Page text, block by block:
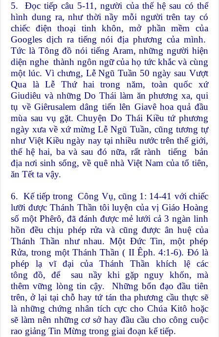
5. Đọc tiếp câu 5-11, người của thế hệ sau có thể
hình dung ra, như thời nầy mỗi người trên tay có
chiếc điện thoại tinh khôn, mở phần mềm của
Googles dịch ra tiếng nói địa phương của mình.
Tức là Tông đồ nói tiếng Aram, những người hiện
diện nghe thành ngôn ngữ của họ tức khắc và cùng
một lúc. Vì chưng, Lễ Ngũ Tuần 50 ngày sau Vượt
Qua là Lễ Thứ hai trong năm, toàn quốc xứ
Giudiêu và những Do Thái làm ăn phương xa, qui
tụ về Giêrusalem dâng tiến lên Giavê hoa quả đầu
mùa sau vụ gặt. Chuyện Do Thái Kiều tứ phương
ngày xưa về xứ mừng Lễ Ngũ Tuần, cũng tương tự
như Việt Kiều ngày nay tại nhiều nước trên thế giới,
thế hệ hai, ba và sau đó nữa, rất rành tiếng bản
địa nơi sinh sống, về quê nhà Việt Nam của tổ tiên,
ăn Tết ta vậy.
6. Kế tiếp trong Công Vụ, cũng 1: 14-41 với chiếc
lưỡi được Thánh Thần tôi luyện của vị Giáo Hoàng
số một Phêrô, đã đánh được mẻ lưới cả 3 ngàn linh
hồn đều chịu phép rửa và cũng được ân huệ của
Thánh Thần như nhau. Một Đức Tin, một phép
Rửa, trong một Thánh Thần ( II Êph. 4:1-6). Đó là
phép lạ vĩ đại của Thánh Thần khích lệ các
tông đồ, để sau nầy khi gặp nguy khốn, mà
thêm vững lòng tin cậy. Những bổn đạo đầu tiên
trên, ở lại tại chỗ hay tứ tán tha phương cầu thực sẽ
là những chứng nhân tích cực cho Chúa Kitô hoặc
sẽ làm nên những cơ sở hay đầu cầu cho công cuộc
rao giảng Tin Mừng trong giai đoạn kế tiếp.